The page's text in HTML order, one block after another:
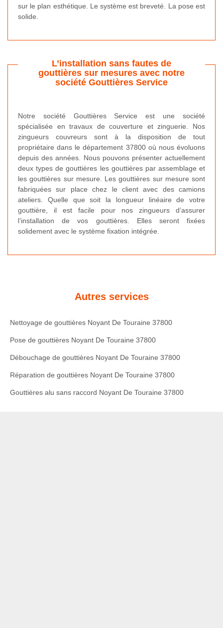
sur le plan esthétique. Le système est breveté. La pose est
solide.
L’installation sans fautes de
gouttières sur mesures avec notre
société Gouttières Service
Notre société Gouttières Service est une société
spécialisée en travaux de couverture et zinguerie. Nos
zingueurs couvreurs sont à la disposition de tout
propriétaire dans le département 37800 où nous évoluons
depuis des années. Nous pouvons présenter actuellement
deux types de gouttières les gouttières par assemblage et
les gouttières sur mesure. Les gouttières sur mesure sont
fabriquées sur place chez le client avec des camions
ateliers. Quelle que soit la longueur linéaire de votre
gouttière, il est facile pour nos zingueurs d’assurer
l’installation de vos gouttières. Elles seront fixées
solidement avec le système fixation intégrée.
Autres services
Nettoyage de gouttières Noyant De Touraine 37800
Pose de gouttières Noyant De Touraine 37800
Débouchage de gouttières Noyant De Touraine 37800
Réparation de gouttières Noyant De Touraine 37800
Gouttières alu sans raccord Noyant De Touraine 37800